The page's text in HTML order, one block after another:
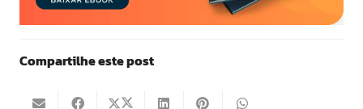
Compartilhe este post